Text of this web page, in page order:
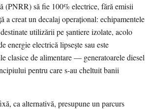
(PNRR) să fie 100% electrice, fără emisii
a creat un decalaj operațional: echipamentele
utilizării pe șantiere izolate, acolo
energie electrică lipsește sau este
clasice de alimentare — generatoarele diesel
pentru care s-au cheltuit banii
ca alternativă, presupune un parcurs